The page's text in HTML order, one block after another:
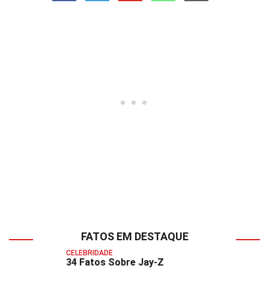
FATOS EM DESTAQUE
CELEBRIDADE
34 Fatos Sobre Jay-Z